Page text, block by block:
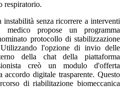
respiratorio.
instabilità senza ricorrere a interventi
propose un programma
protocollo di stabilizzazione
l'opzione di invio delle
della chat della piattaforma
creò un modulo d'offerta
accordo digitale trasparente. Questo
di riabilitazione biomeccanica